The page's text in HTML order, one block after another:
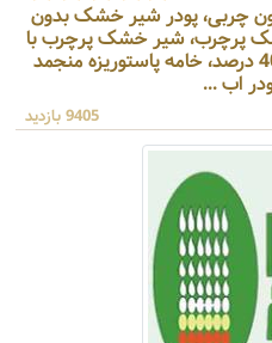
چربی، پودر شیر خشک بدون
فوری، شیر خشک پرچرب، شیر خشک پرچرب با
حلالیت فوری، خامه پاستوریزه 40 درصد، خامه پاستوریزه منجمد
اب ...
9405 بازدید